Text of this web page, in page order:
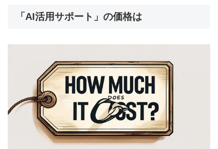
「AI活用サポート」の価格は